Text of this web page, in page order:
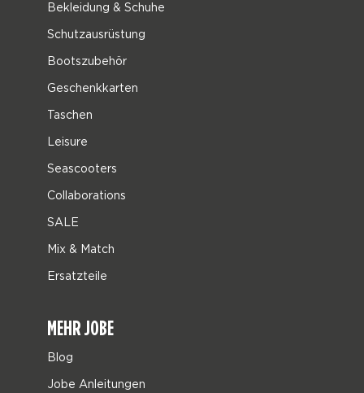
Bekleidung & Schuhe
Schutzausrüstung
Bootszubehör
Geschenkkarten
Taschen
Leisure
Seascooters
Collaborations
SALE
Mix & Match
Ersatzteile
MEHR JOBE
Blog
Jobe Anleitungen